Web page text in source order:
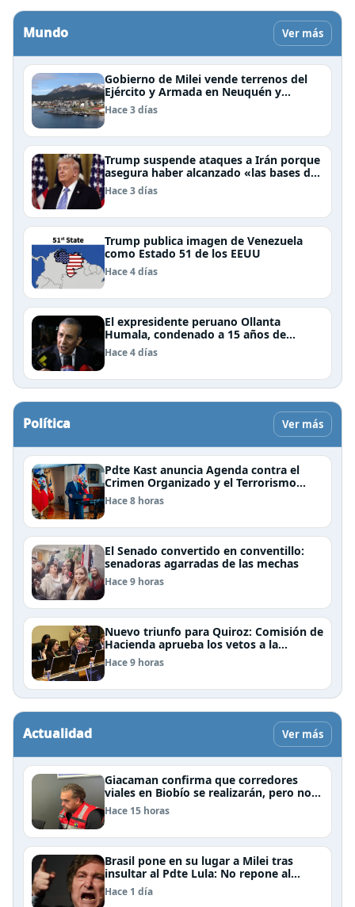
Mundo Ver más
Gobierno de Milei vende terrenos del
Ejército y Armada en Neuquén y
Ushuaia
Hace 3 días
Trump suspende ataques a Irán porque
asegura haber alcanzado «las bases de
un acuerdo»
Hace 3 días
Trump publica imagen de Venezuela
como Estado 51 de los EEUU
Hace 4 días
El expresidente peruano Ollanta
Humala, condenado a 15 años de
cárcel, sale libre al anularse su caso
Hace 4 días
Política Ver más
Pdte Kast anuncia Agenda contra el
Crimen Organizado y el Terrorismo
(ACOT)
Hace 8 horas
El Senado convertido en conventillo:
senadoras agarradas de las mechas
Hace 9 horas
Nuevo triunfo para Quiroz: Comisión de
Hacienda aprueba los vetos a la
Megarreforma
Hace 9 horas
Actualidad Ver más
Giacaman confirma que corredores
viales en Biobío se realizarán, pero no
por la vía de la concesión
Hace 15 horas
Brasil pone en su lugar a Milei tras
insultar al Pdte Lula: No repone al
embajador en BBSS y rebaja la relación
bilateral
Hace 1 día